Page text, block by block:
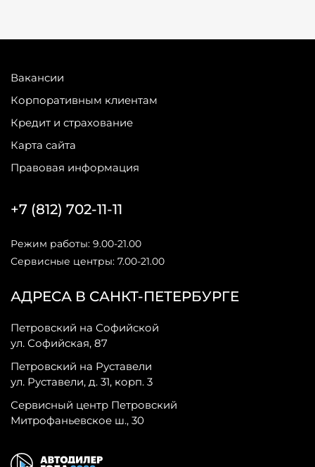
Вакансии
Корпоративным клиентам
Кредит и страхование
Карта сайта
Правовая информация
АДРЕСА В САНКТ-ПЕТЕРБУРГЕ
Петровский на Софийской
ул. Софийская, 87
Петровский на Руставели
ул. Руставели, д. 31, корп. 3
Сервисный центр Петровский
Митрофаньевское ш., 30
+7 (812) 702-11-11
Режим работы: 9.00-21.00
Сервисные центры: 7.00-21.00